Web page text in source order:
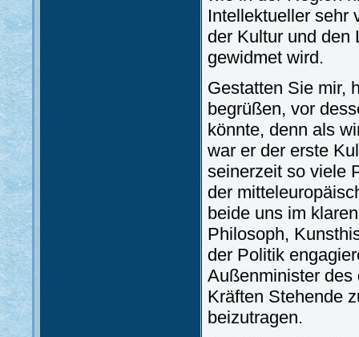
Intellektueller sehr
der Kultur und den
gewidmet wird.
Gestatten Sie mir,
begrüßen, vor
könnte, denn als
war er der erste
seinerzeit so viele
der
beide uns im
Philosoph,
der Politik
Außenminister des
Kräften Stehende
beizutragen.